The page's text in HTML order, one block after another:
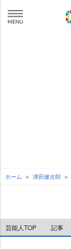
ホーム 津田健次郎
芸能人TOP 記事